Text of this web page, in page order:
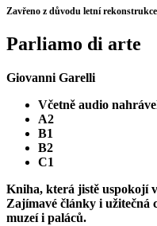
Zavřeno z důvodu letní
Parliamo di arte
Giovanni Garelli
Včetně audio
A2
B1
B2
C1
Kniha, která jistě uspokojí
Zajímavé články i užitečná
muzeí i paláců.